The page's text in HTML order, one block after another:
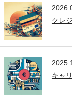
クレ
キャ